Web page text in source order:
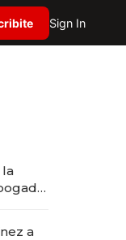
Sign In
la
a